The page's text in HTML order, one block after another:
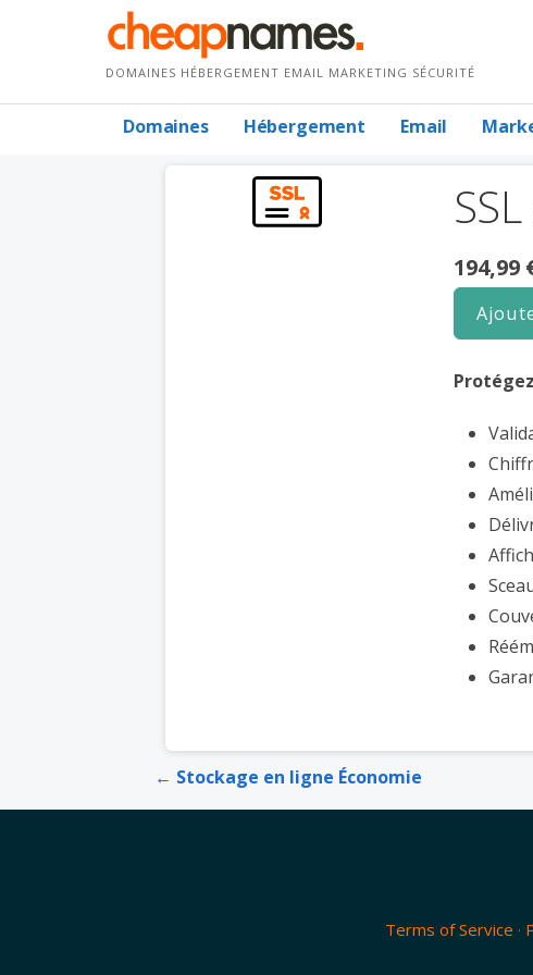
DOMAINES HÉBERGEMENT EMAIL MARKETING SÉCURITÉ
Domaines Hébergement Email
194,99
Navigation
← Stockage en ligne Économie
Terms of Service ·